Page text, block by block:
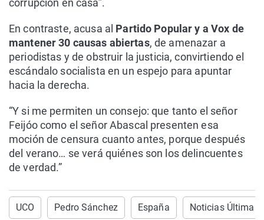
corrupción en casa”.
En contraste, acusa al Partido Popular y a Vox de
mantener 30 causas abiertas, de amenazar a
periodistas y de obstruir la justicia, convirtiendo el
escándalo socialista en un espejo para apuntar
hacia la derecha.
“Y si me permiten un consejo: que tanto el señor
Feijóo como el señor Abascal presenten esa
moción de censura cuanto antes, porque después
del verano… se verá quiénes son los delincuentes
de verdad.”
UCO Pedro Sánchez España Noticias Última